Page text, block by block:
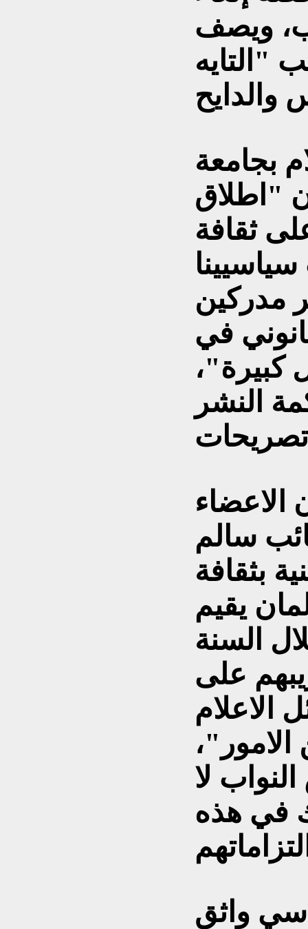
ويصف
"التايه
بجامعة
"اطلاق
ثقافة
مدركين
في
كبيرة"،
النشر
الاعضاء
سالم
بثقافة
يقيم
السنة
على
الاعلام
لا
في هذه
واثق